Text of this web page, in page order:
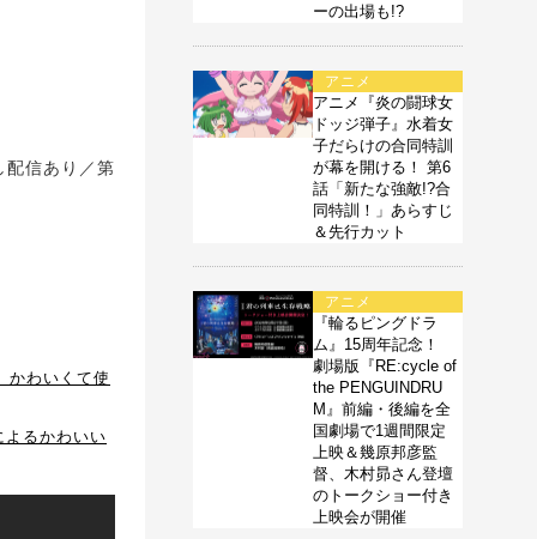
信あり／第
かわいくて使
るかわいい
ーの出場も!?
アニメ
アニメ『炎の闘球女
ドッジ弾子』水着女
子だらけの合同特訓
が幕を開ける！ 第6
話「新たな強敵!?合
同特訓！」あらすじ
＆先行カット
アニメ
『輪るピングドラ
ム』15周年記念！
劇場版『RE:cycle of
the PENGUINDRU
M』前編・後編を全
国劇場で1週間限定
上映＆幾原邦彦監
督、木村昴さん登壇
のトークショー付き
上映会が開催